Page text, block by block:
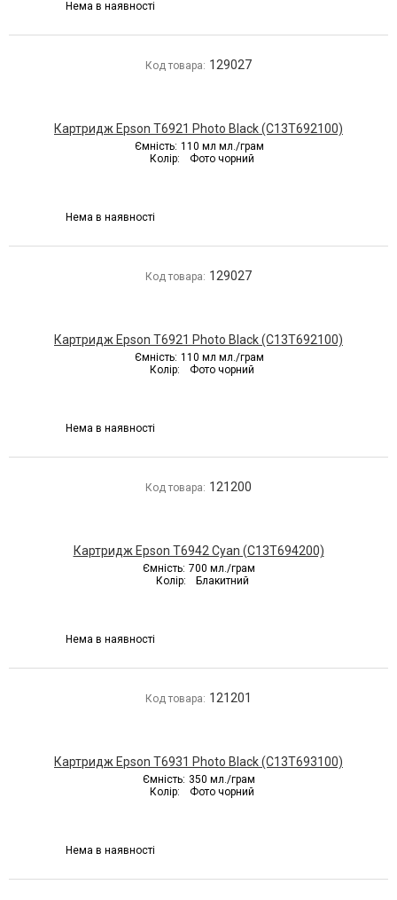
Нема в наявності
Код товара: 129027
Картридж Epson T6921 Photo Black (C13T692100)
Ємність: 110 мл мл./грам
Колір:
Фото чорний
Нема в наявності
Код товара: 129027
Картридж Epson T6921 Photo Black (C13T692100)
Ємність: 110 мл мл./грам
Колір:
Фото чорний
Нема в наявності
Код товара: 121200
Картридж Epson T6942 Cyan (C13T694200)
Ємність: 700 мл./грам
Колір:
Блакитний
Нема в наявності
Код товара: 121201
Картридж Epson T6931 Photo Black (C13T693100)
Ємність: 350 мл./грам
Колір:
Фото чорний
Нема в наявності